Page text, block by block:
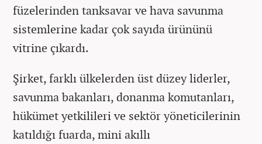
füzelerinden tanksavar ve hava savunma
sistemlerine kadar çok sayıda ürününü
vitrine çıkardı.
Şirket, farklı ülkelerden üst düzey liderler,
savunma bakanları, donanma komutanları,
hükümet yetkilileri ve sektör yöneticilerinin
katıldığı fuarda, mini akıllı